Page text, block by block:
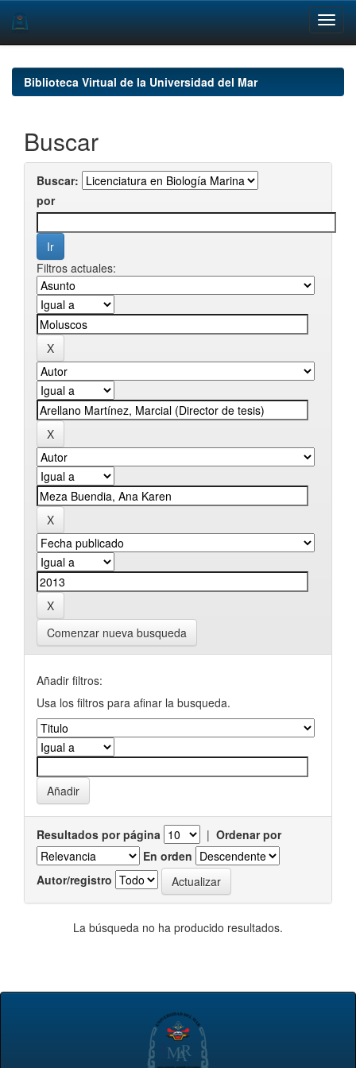
navigationBiblioteca Virtual de la Universidad del Mar
Buscar
Buscar:
por
Filtros actuales:
Comenzar nueva busqueda
Añadir filtros:
Usa los filtros para afinar la busqueda.
Resultados por página | Ordenar por
En orden
Autor/registro
La búsqueda no ha producido resultados.